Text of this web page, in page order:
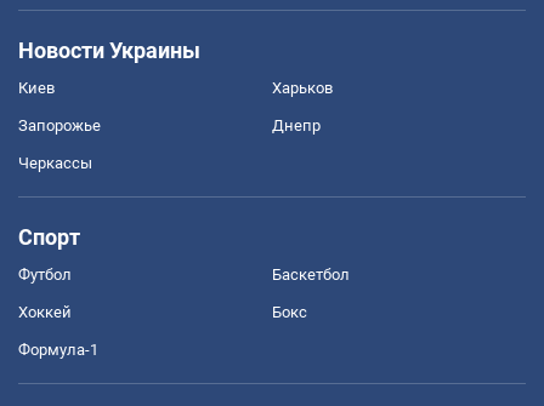
Новости Украины
Киев Харьков
Запорожье Днепр
Черкассы
Спорт
Футбол Баскетбол
Хоккей Бокс
Формула-1